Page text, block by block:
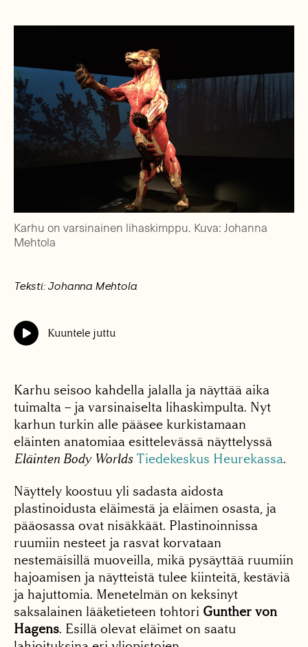
Karhu on varsinainen lihaskimppu. Kuva: Johanna
Mehtola
Teksti: Johanna Mehtola
Kuuntele juttu
Karhu seisoo kahdella jalalla ja näyttää aika
tuimalta – ja varsinaiselta lihaskimpulta. Nyt
karhun turkin alle pääsee kurkistamaan
eläinten anatomiaa esittelevässä näyttelyssä
Eläinten Body Worlds Tiedekeskus Heurekassa.
Näyttely koostuu yli sadasta aidosta
plastinoidusta eläimestä ja eläimen osasta, ja
pääosassa ovat nisäkkäät. Plastinoinnissa
ruumiin nesteet ja rasvat korvataan
nestemäisillä muoveilla, mikä pysäyttää ruumiin
hajoamisen ja näytteistä tulee kiinteitä, kestäviä
ja hajuttomia. Menetelmän on keksinyt
saksalainen lääketieteen tohtori Gunther von
Hagens. Esillä olevat eläimet on saatu